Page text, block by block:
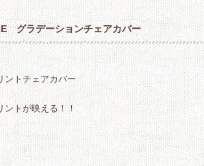
グラデーションチェアカバー
ントチェアカバー
ントが映える！！